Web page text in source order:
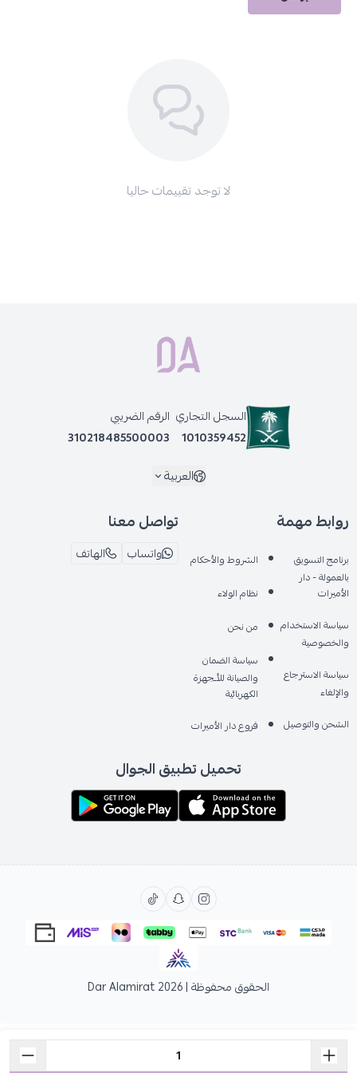
مخصص للاستخدام الخارجي فقط.
لا توجد تقييمات حاليا
السجل التجاري
1010359452
الرقم الضريبي
310218485500003
العربية
روابط مهمة
برنامج التسويق
بالعمولة - دار
الأميرات
سياسة الاستخدام
والخصوصية
سياسة الاسترجاع
والإلغاء
الشحن والتوصيل
الشروط والأحكام
نظام الولاء
من نحن
سياسة الضمان
والصيانة للأـجهزة
الكهربائية
فروع دار الأميرات
تواصل معنا
واتساب الهاتف
تحميل تطبيق الجوال
الحقوق محفوظة | 2026 Dar Alamirat